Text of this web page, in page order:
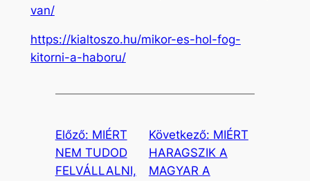
van/
https://kialtoszo.hu/mikor-es-hol-fog-
kitorni-a-haboru/
Előző: MIÉRT
NEM TUDOD
FELVÁLLALNI,
Következő: MIÉRT
HARAGSZIK A
MAGYAR A